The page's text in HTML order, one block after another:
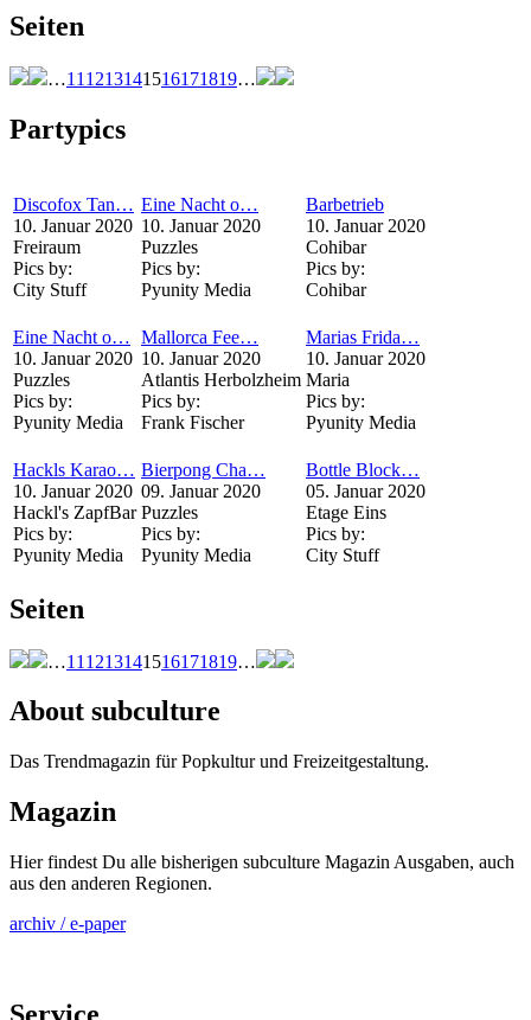
Seiten
…11 1213141516171819…
Partypics
Discofox Tan…
10. Januar 2020
Freiraum
Pics by:
City Stuff
Eine Nacht o…
10. Januar 2020
Puzzles
Pics by:
Pyunity Media
Barbetrieb
10. Januar 2020
Cohibar
Pics by:
Cohibar
Eine Nacht o…
10. Januar 2020
Puzzles
Pics by:
Pyunity Media
Mallorca Fee…
10. Januar 2020
Atlantis Herbolzheim
Pics by:
Frank Fischer
Marias Frida…
10. Januar 2020
Maria
Pics by:
Pyunity Media
Hackls Karao…
10. Januar 2020
Hackl's ZapfBar
Pics by:
Pyunity Media
Bierpong Cha…
09. Januar 2020
Puzzles
Pics by:
Pyunity Media
Bottle Block…
05. Januar 2020
Etage Eins
Pics by:
City Stuff
Seiten
…11 1213141516171819…
About subculture
Das Trendmagazin für Popkultur und Freizeitgestaltung.
Magazin
Hier findest Du alle bisherigen subculture Magazin Ausgaben, auch
aus den anderen Regionen.
archiv / e-paper